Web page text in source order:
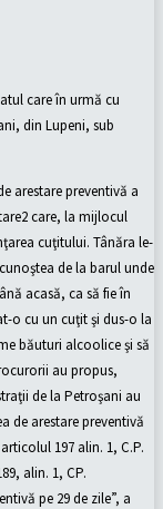
care în urmă cu
din Lupeni, sub
arestare preventivă a
care, la mijlocul
cuţitului. Tânăra le-
de la barul unde
acasă, ca să fie în
o cu un cuţit şi dus-o la
băuturi alcoolice şi să
au propus,
de la Petroşani au
de arestare preventivă
197 alin. 1, C.P.
alin. 1, CP.
pe 29 de zile”, a